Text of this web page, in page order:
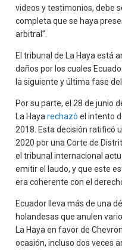
videos y testimonios, debe
completa que se haya
arbitral”.
El tribunal de La Haya está
daños por los cuales
la siguiente y última fase
Por su parte, el 28 de junio
La Hayarechazó el intento
2018. Esta decisión ratificó
2020 por una Corte de
el tribunal internacional
emitir el laudo, y que este
era coherente con el
Ecuador lleva más de una
holandesas que anulen
La Haya en favor de
ocasión, incluso dos veces